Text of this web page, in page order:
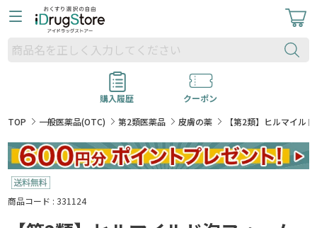
購入履歴
クーポン
TOP
一般医薬品(OTC) 第2類医薬品 皮膚の薬 【第2類】ヒルマイル
商品コード : 331124